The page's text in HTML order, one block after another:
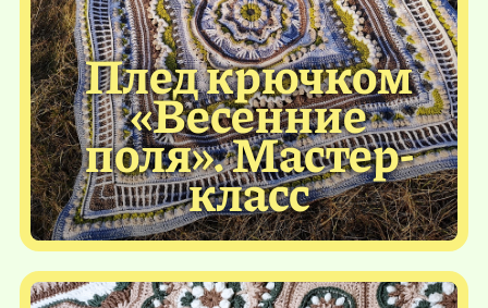
Плед крючком
«Весенние
поля». Мастер-
класс